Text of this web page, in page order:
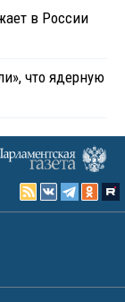
в России
что ядерную